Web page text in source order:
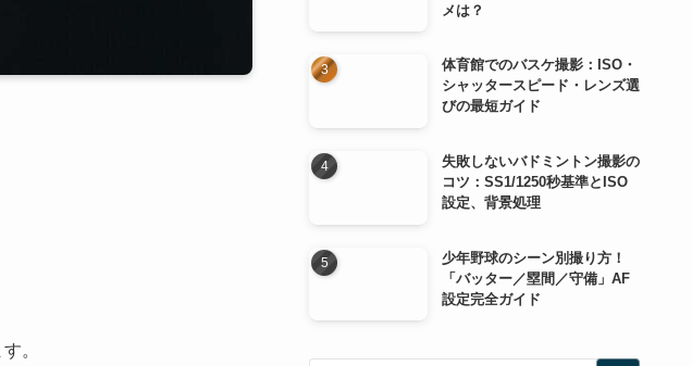
。
メは？
体育館でのバスケ撮影：ISO・
シャッタースピード・レンズ選
びの最短ガイド
失敗しないバドミントン撮影の
コツ：SS1/1250秒基準とISO
設定、背景処理
少年野球のシーン別撮り方！
「バッター／塁間／守備」AF
設定完全ガイド